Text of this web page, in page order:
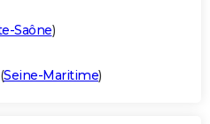
Saône)
Seine-Maritime)